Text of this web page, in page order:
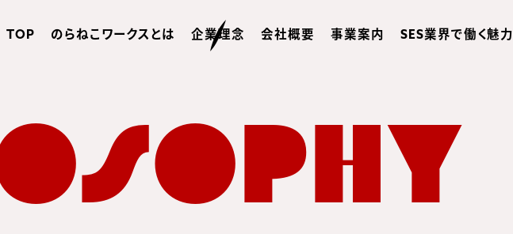
TOP のらねこワークスとは 企業理念 会社概要 事業案内 SES業界で働く魅力